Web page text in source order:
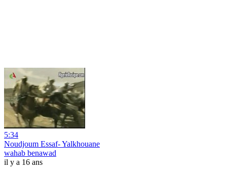
5:34
Noudjoum Essaf- Yalkhouane
wahab benawad
il y a 16 ans